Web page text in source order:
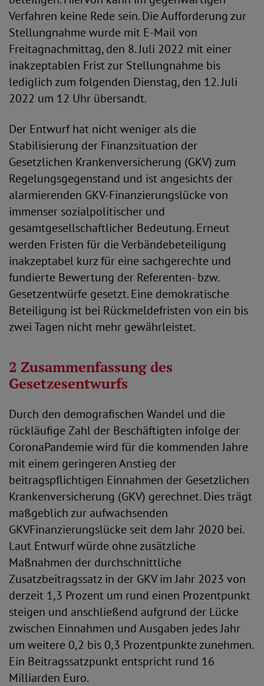
Verfahren keine Rede sein. Die Aufforderung zur
Stellungnahme wurde mit E-Mail von
Freitagnachmittag, den 8. Juli 2022 mit einer
inakzeptablen Frist zur Stellungnahme bis
lediglich zum folgenden Dienstag, den 12. Juli
2022 um 12 Uhr übersandt.
Der Entwurf hat nicht weniger als die
Stabilisierung der Finanzsituation der
Gesetzlichen Krankenversicherung (GKV) zum
Regelungsgegenstand und ist angesichts der
alarmierenden GKV-Finanzierungslücke von
immenser sozialpolitischer und
gesamtgesellschaftlicher Bedeutung. Erneut
werden Fristen für die Verbändebeteiligung
inakzeptabel kurz für eine sachgerechte und
fundierte Bewertung der Referenten- bzw.
Gesetzentwürfe gesetzt. Eine demokratische
Beteiligung ist bei Rückmeldefristen von ein bis
zwei Tagen nicht mehr gewährleistet.
2 Zusammenfassung des
Gesetzesentwurfs
Durch den demografischen Wandel und die
rückläufige Zahl der Beschäftigten infolge der
CoronaPandemie wird für die kommenden Jahre
mit einem geringeren Anstieg der
beitragspflichtigen Einnahmen der Gesetzlichen
Krankenversicherung (GKV) gerechnet. Dies trägt
maßgeblich zur aufwachsenden
GKVFinanzierungslücke seit dem Jahr 2020 bei.
Laut Entwurf würde ohne zusätzliche
Maßnahmen der durchschnittliche
Zusatzbeitragssatz in der GKV im Jahr 2023 von
derzeit 1,3 Prozent um rund einen Prozentpunkt
steigen und anschließend aufgrund der Lücke
zwischen Einnahmen und Ausgaben jedes Jahr
um weitere 0,2 bis 0,3 Prozentpunkte zunehmen.
Ein Beitragssatzpunkt entspricht rund 16
Milliarden Euro.